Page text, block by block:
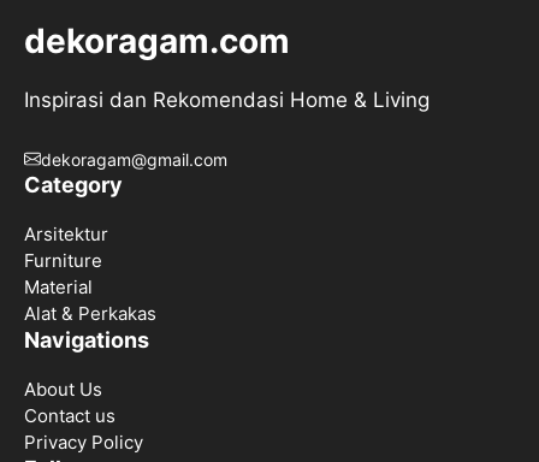
dekoragam.com
Inspirasi dan Rekomendasi Home & Living
dekoragam@gmail.com
Category
Arsitektur
Furniture
Material
Alat & Perkakas
Navigations
About Us
Contact us
Privacy Policy